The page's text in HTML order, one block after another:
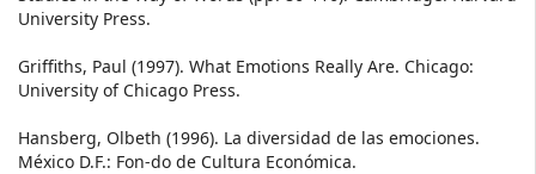
University Press.
Griffiths, Paul (1997). What Emotions Really Are. Chicago:
University of Chicago Press.
Hansberg, Olbeth (1996). La diversidad de las emociones.
México D.F.: Fon-do de Cultura Económica.